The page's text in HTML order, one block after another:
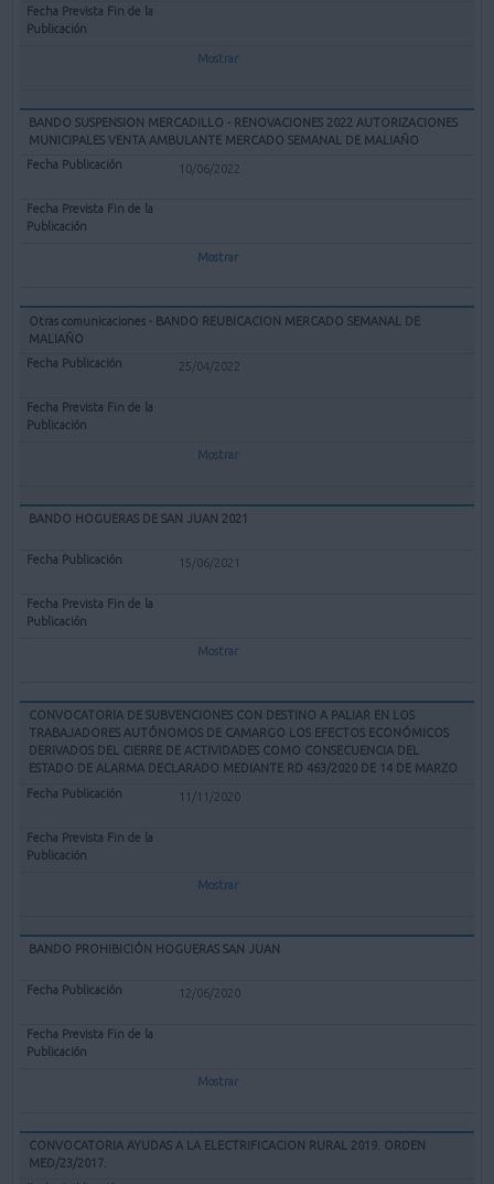
Mostrar
BANDO SUSPENSION MERCADILLO - RENOVACIONES 2022 AUTORIZACIONES
MUNICIPALES VENTA AMBULANTE MERCADO SEMANAL DE MALIAÑO
10/06/2022
Mostrar
Otras comunicaciones - BANDO REUBICACION MERCADO SEMANAL DE
MALIAÑO
25/04/2022
Mostrar
BANDO HOGUERAS DE SAN JUAN 2021
15/06/2021
Mostrar
CONVOCATORIA DE SUBVENCIONES CON DESTINO A PALIAR EN LOS
TRABAJADORES AUTÓNOMOS DE CAMARGO LOS EFECTOS ECONÓMICOS
DERIVADOS DEL CIERRE DE ACTIVIDADES COMO CONSECUENCIA DEL
ESTADO DE ALARMA DECLARADO MEDIANTE RD 463/2020 DE 14 DE MARZO
11/11/2020
Mostrar
BANDO PROHIBICIÓN HOGUERAS SAN JUAN
12/06/2020
Mostrar
CONVOCATORIA AYUDAS A LA ELECTRIFICACION RURAL 2019. ORDEN
MED/23/2017.